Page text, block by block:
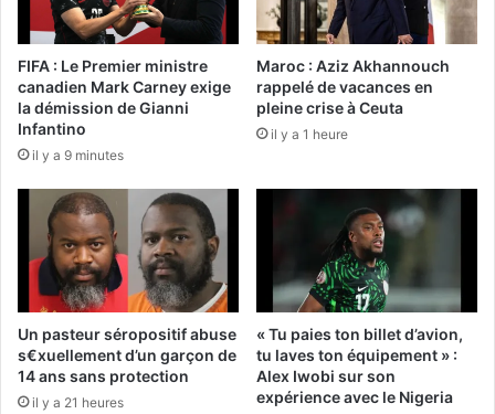
FIFA : Le Premier ministre
canadien Mark Carney exige
la démission de Gianni
Infantino
il y a 9 minutes
Maroc : Aziz Akhannouch
rappelé de vacances en
pleine crise à Ceuta
il y a 1 heure
Un pasteur séropositif abuse
s€xuellement d’un garçon de
14 ans sans protection
il y a 21 heures
« Tu paies ton billet d’avion,
tu laves ton équipement » :
Alex Iwobi sur son
expérience avec le Nigeria